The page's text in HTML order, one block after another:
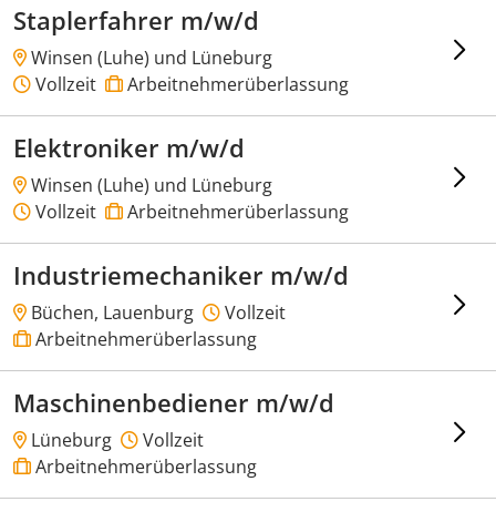
Staplerfahrer m/w/d
Winsen (Luhe) und Lüneburg
Vollzeit
Arbeitnehmerüberlassung
Elektroniker m/w/d
Winsen (Luhe) und Lüneburg
Vollzeit
Arbeitnehmerüberlassung
Industriemechaniker m/w/d
Büchen, Lauenburg
Vollzeit
Arbeitnehmerüberlassung
Maschinenbediener m/w/d
Lüneburg
Vollzeit
Arbeitnehmerüberlassung